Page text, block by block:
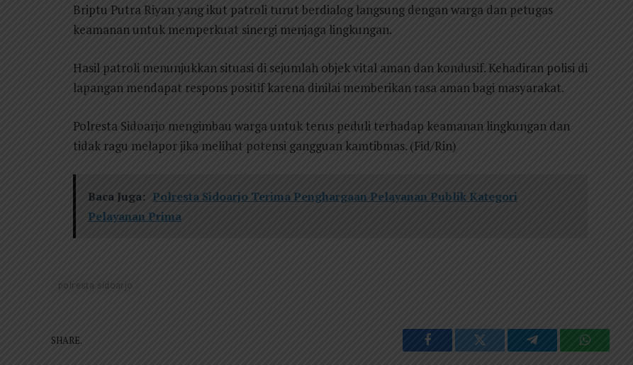
Briptu Putra Riyan yang ikut patroli turut berdialog langsung dengan warga dan petugas
keamanan untuk memperkuat sinergi menjaga lingkungan.
Hasil patroli menunjukkan situasi di sejumlah objek vital aman dan kondusif. Kehadiran polisi di
lapangan mendapat respons positif karena dinilai memberikan rasa aman bagi masyarakat.
Polresta Sidoarjo mengimbau warga untuk terus peduli terhadap keamanan lingkungan dan
tidak ragu melapor jika melihat potensi gangguan kamtibmas. (Fid/Rin)
Baca Juga: Polresta Sidoarjo Terima Penghargaan Pelayanan Publik Kategori
Pelayanan Prima
polresta sidoarjo
SHARE.
Facebook Twitter Telegram WhatsApp